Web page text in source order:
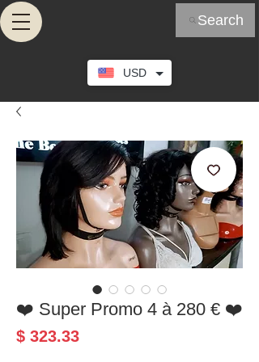
USD
Search
❤️ Super Promo 4 à 280 € ❤️
$ 323.33Prix